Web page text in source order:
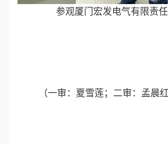
参观厦门宏发电气有限责
（一审：夏雪莲；二审：孟晨